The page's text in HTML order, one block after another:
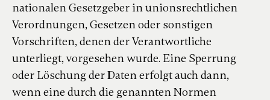
nationalen Gesetzgeber in unionsrechtlichen
Verordnungen, Gesetzen oder sonstigen
Vorschriften, denen der Verantwortliche
unterliegt, vorgesehen wurde. Eine Sperrung
oder Löschung der Daten erfolgt auch dann,
wenn eine durch die genannten Normen